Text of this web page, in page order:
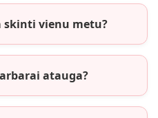
skinti vienu metu?
atauga?